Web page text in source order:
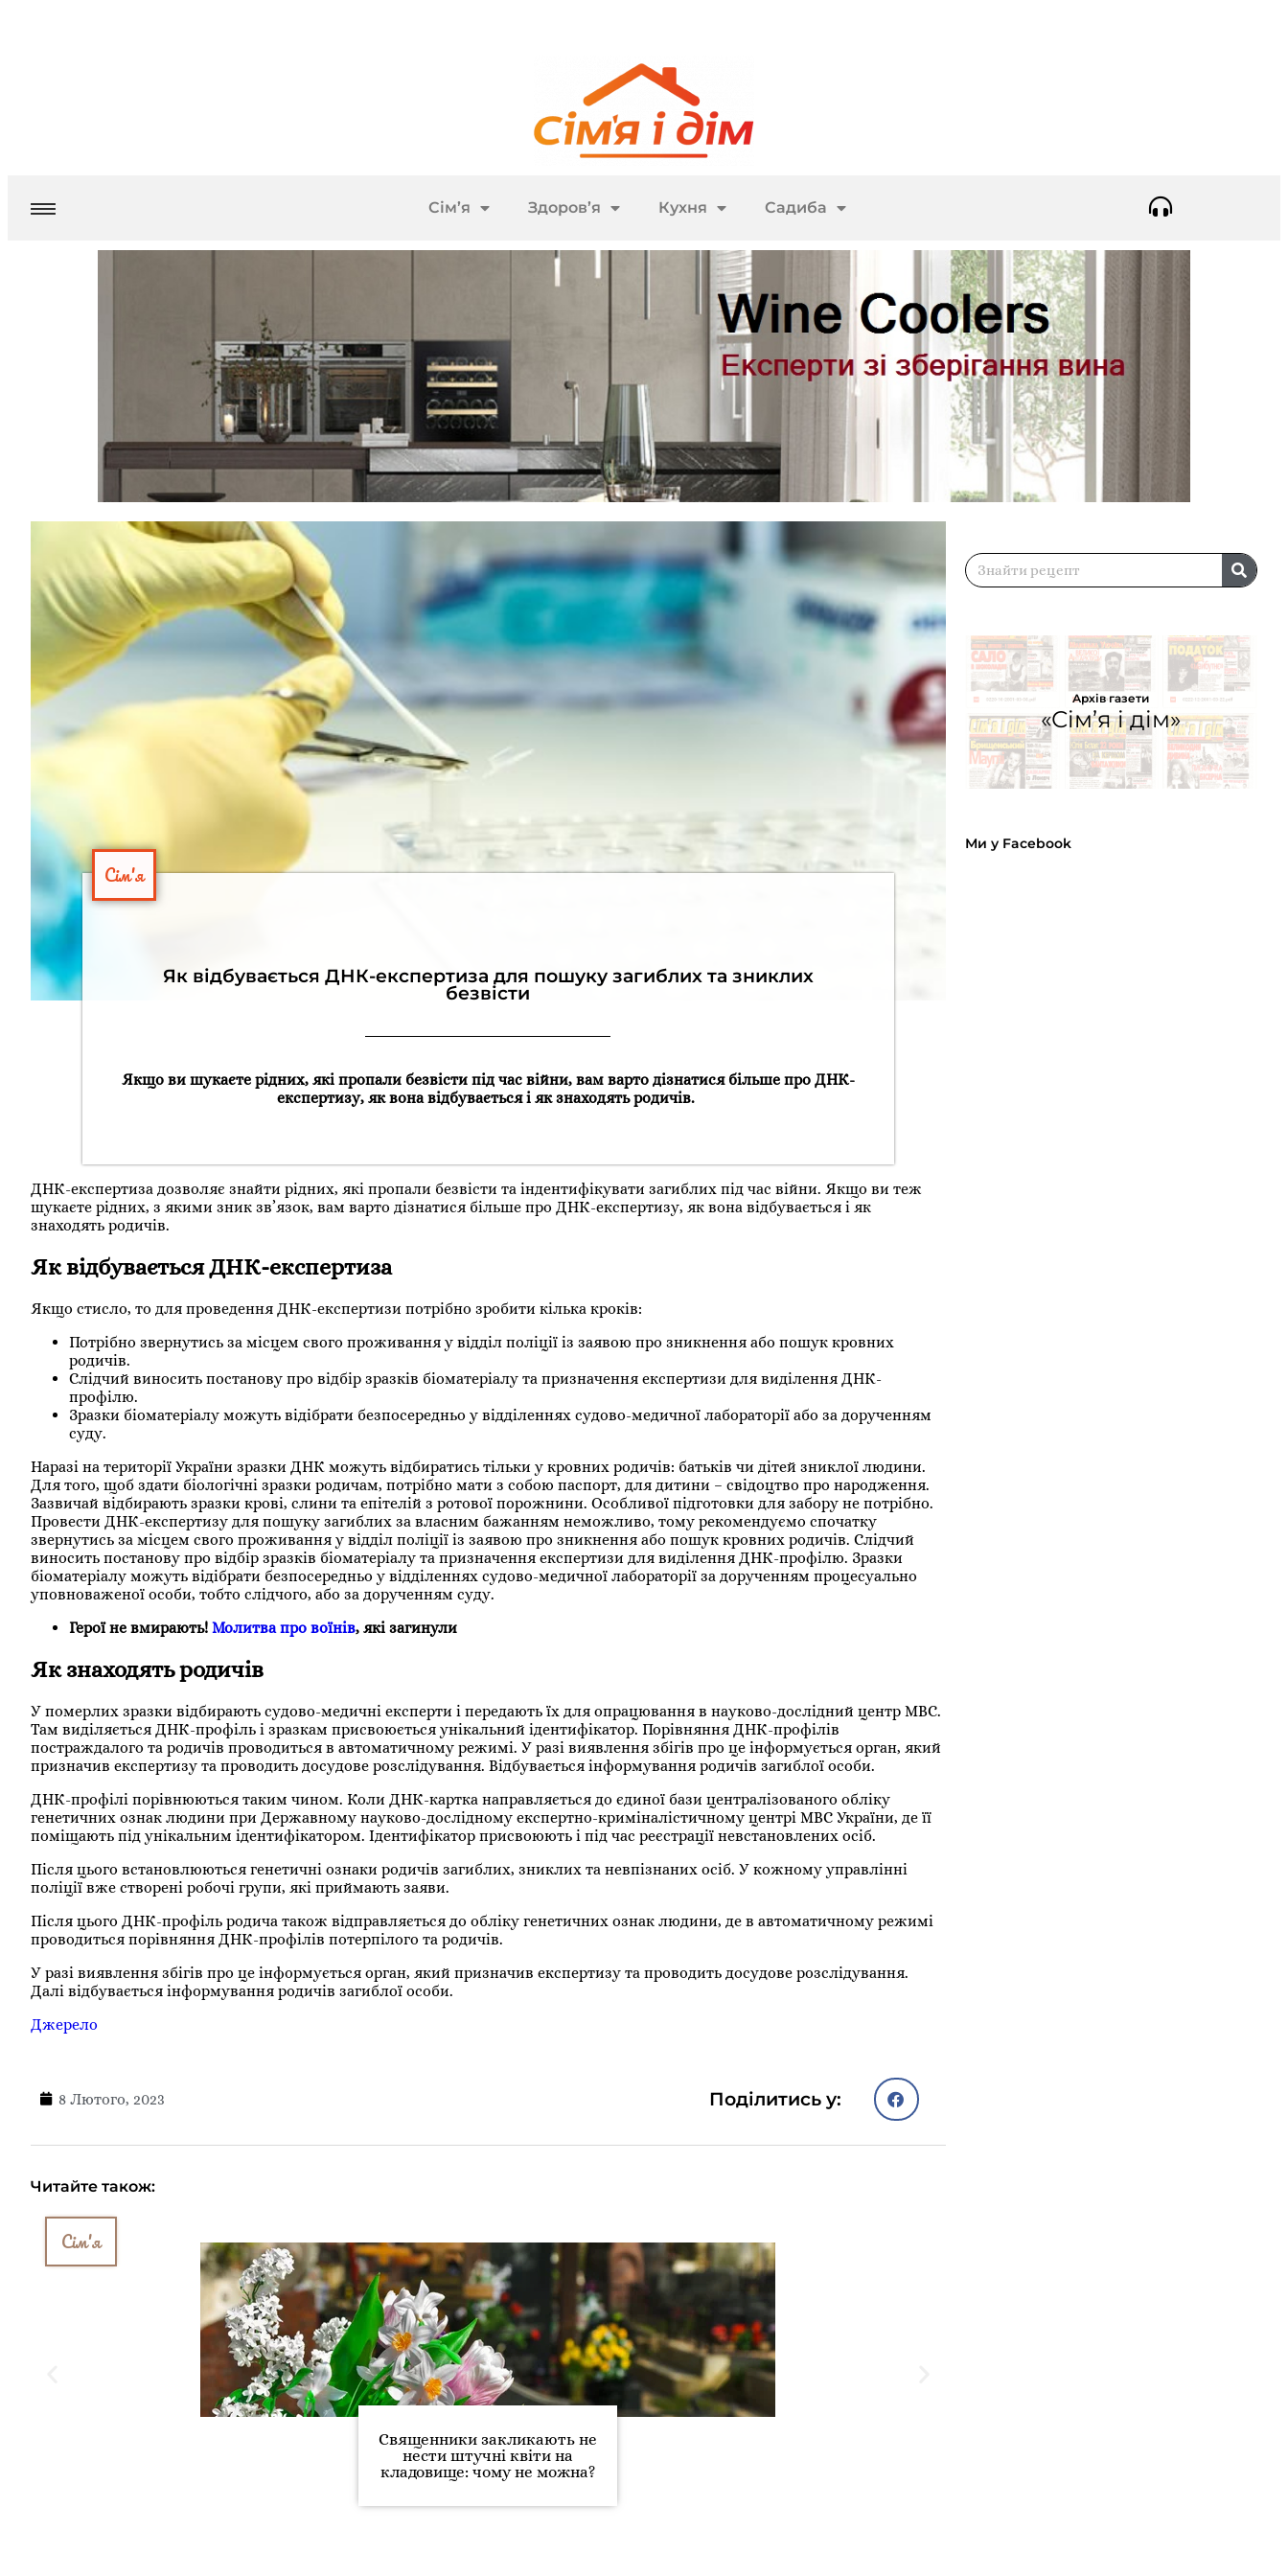
Сім’я Здоров’я Кухня Садиба
Сім'я
Як відбувається ДНК-експертиза для пошуку загиблих та зниклих
безвісти
Якщо ви шукаєте рідних, які пропали безвісти під час війни, вам варто дізнатися більше про ДНК-
експертизу, як вона відбувається і як знаходять родичів.
ДНК-експертиза дозволяє знайти рідних, які пропали безвісти та індентифікувати загиблих під час війни. Якщо ви теж
шукаєте рідних, з якими зник зв’язок, вам варто дізнатися більше про ДНК-експертизу, як вона відбувається і як
знаходять родичів.
Як відбувається ДНК-експертиза
Якщо стисло, то для проведення ДНК-експертизи потрібно зробити кілька кроків:
Потрібно звернутись за місцем свого проживання у відділ поліції із заявою про зникнення або пошук кровних
родичів.
Слідчий виносить постанову про відбір зразків біоматеріалу та призначення експертизи для виділення ДНК-
профілю.
Зразки біоматеріалу можуть відібрати безпосередньо у відділеннях судово-медичної лабораторії або за дорученням
суду.
Наразі на території України зразки ДНК можуть відбиратись тільки у кровних родичів: батьків чи дітей зниклої людини.
Для того, щоб здати біологічні зразки родичам, потрібно мати з собою паспорт, для дитини – свідоцтво про народження.
Зазвичай відбирають зразки крові, слини та епітелій з ротової порожнини. Особливої підготовки для забору не потрібно.
Провести ДНК-експертизу для пошуку загиблих за власним бажанням неможливо, тому рекомендуємо спочатку
звернутись за місцем свого проживання у відділ поліції із заявою про зникнення або пошук кровних родичів. Слідчий
виносить постанову про відбір зразків біоматеріалу та призначення експертизи для виділення ДНК-профілю. Зразки
біоматеріалу можуть відібрати безпосередньо у відділеннях судово-медичної лабораторії за дорученням процесуально
уповноваженої особи, тобто слідчого, або за дорученням суду.
Герої не вмирають! Молитва про воїнів, які загинули
Як знаходять родичів
У померлих зразки відбирають судово-медичні експерти і передають їх для опрацювання в науково-дослідний центр МВС.
Там виділяється ДНК-профіль і зразкам присвоюється унікальний ідентифікатор. Порівняння ДНК-профілів
постраждалого та родичів проводиться в автоматичному режимі. У разі виявлення збігів про це інформується орган, який
призначив експертизу та проводить досудове розслідування. Відбувається інформування родичів загиблої особи.
ДНК-профілі порівнюються таким чином. Коли ДНК-картка направляється до єдиної бази централізованого обліку
генетичних ознак людини при Державному науково-дослідному експертно-криміналістичному центрі МВС України, де її
поміщають під унікальним ідентифікатором. Ідентифікатор присвоюють і під час реєстрації невстановлених осіб.
Після цього встановлюються генетичні ознаки родичів загиблих, зниклих та невпізнаних осіб. У кожному управлінні
поліції вже створені робочі групи, які приймають заяви.
Після цього ДНК-профіль родича також відправляється до обліку генетичних ознак людини, де в автоматичному режимі
проводиться порівняння ДНК-профілів потерпілого та родичів.
У разі виявлення збігів про це інформується орган, який призначив експертизу та проводить досудове розслідування.
Далі відбувається інформування родичів загиблої особи.
Джерело
8 Лютого, 2023 Поділитись у:
Читайте також:
Сім'я
Священники закликають не
нести штучні квіти на
кладовище: чому не можна?
Архів газети
«Сім’я і дім»
Ми у Facebook